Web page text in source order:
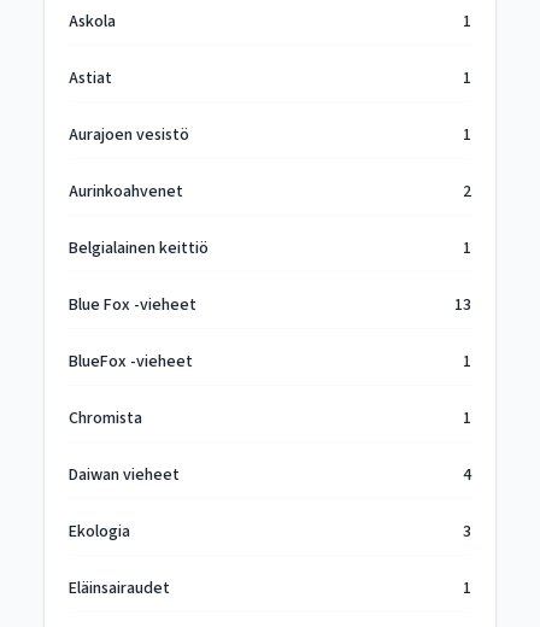
Askola 1
Astiat 1
Aurajoen vesistö 1
Aurinkoahvenet 2
Belgialainen keittiö 1
Blue Fox -vieheet 13
BlueFox -vieheet 1
Chromista 1
Daiwan vieheet 4
Ekologia 3
Eläinsairaudet 1